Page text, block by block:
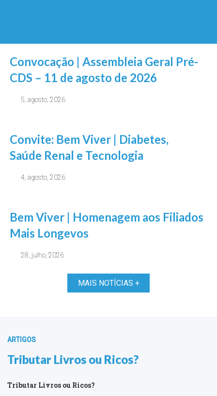
Convocação | Assembleia Geral Pré-
CDS – 11 de agosto de 2026
5, agosto, 2026
Convite: Bem Viver | Diabetes,
Saúde Renal e Tecnologia
4, agosto, 2026
Bem Viver | Homenagem aos Filiados
Mais Longevos
28, julho, 2026
MAIS NOTÍCIAS +
ARTIGOS
Tributar Livros ou Ricos?
Tributar Livros ou Ricos?